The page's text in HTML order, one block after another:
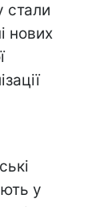
стали
нових
у